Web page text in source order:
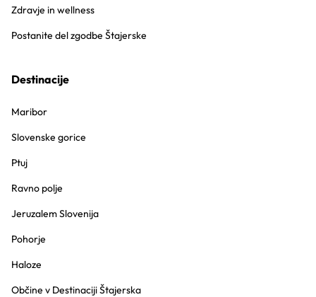
Zdravje in wellness
Postanite del zgodbe Štajerske
Destinacije
Maribor
Slovenske gorice
Ptuj
Ravno polje
Jeruzalem Slovenija
Pohorje
Haloze
Občine v Destinaciji Štajerska